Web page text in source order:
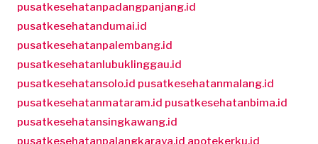
pusatkesehatanpadangpanjang.id
pusatkesehatandumai.id
pusatkesehatanpalembang.id
pusatkesehatanlubuklinggau.id
pusatkesehatansolo.id pusatkesehatanmalang.id
pusatkesehatanmataram.id pusatkesehatanbima.id
pusatkesehatansingkawang.id